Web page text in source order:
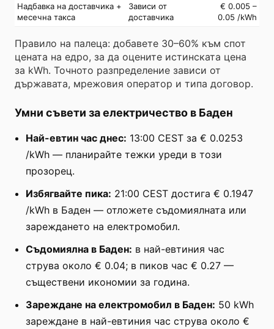
Надбавка на доставчика +
месечна такса
Зависи от
доставчика
€ 0.005 –
0.05 /kWh
Правило на палеца: добавете 30–60% към спот
цената на едро, за да оцените истинската цена
за kWh. Точното разпределение зависи от
държавата, мрежовия оператор и типа договор.
Умни съвети за електричество в Баден
Най-евтин час днес: 13:00 CEST за € 0.0253
/kWh — планирайте тежки уреди в този
прозорец.
Избягвайте пика: 21:00 CEST достига € 0.1947
/kWh в Баден — отложете съдомиялната или
зареждането на електромобил.
Съдомиялна в Баден: в най-евтиния час
струва около € 0.04; в пиков час € 0.27 —
съществени икономии за година.
Зареждане на електромобил в Баден: 50 kWh
зареждане в най-евтиния час струва около €